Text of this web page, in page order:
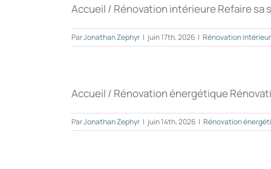
Accueil / Rénovation intérieure Refaire sa
ParJonathan Zephyr | juin 17th, 2026 | Rénovation intérieur
Accueil / Rénovation énergétique
ParJonathan Zephyr | juin 14th, 2026 | Rénovation